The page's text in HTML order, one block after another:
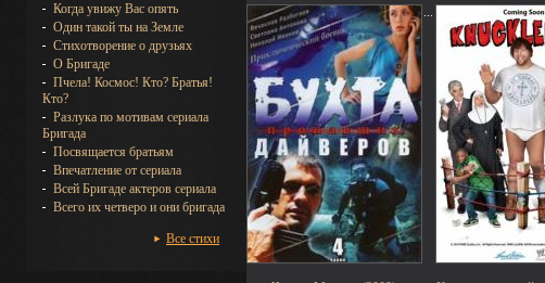
Когда увижу Вас опять
Один такой ты на Земле
Стихотворение о друзьях
О Бригаде
Пчела! Космос! Кто? Братья!
Кто?
Разлука по мотивам сериала
Бригада
Посвящается братьям
Впечатление от сериала
Всей Бригаде актеров сериала
Всего их четверо и они бригада
Все стихи
...